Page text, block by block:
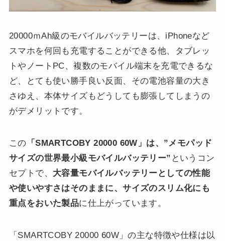
20000ｍAh級のモバイルバッテリーは、iPhoneなど
スマホを何回も充電することができる他、タブレッ
トやノートPC、複数のモバイル端末を充電できるな
ど、とても使い勝手良い反面、その電池容量の大き
さゆえ、本体サイズもどうしても膨張してしまうの
がデメリットです。
この 「SMARTCOBY 20000 60W」は、”メモパッド
サイズの世界最小級モバイルバッテリー” というコン
セプトで、 大容量モバイルバッテリーとしての性能
や使いやすさはそのままに、サイズのスリム化にも
重点をおいた製品に仕上がっています。
「SMARTCOBY 20000 60W」の主な特徴や仕様は以